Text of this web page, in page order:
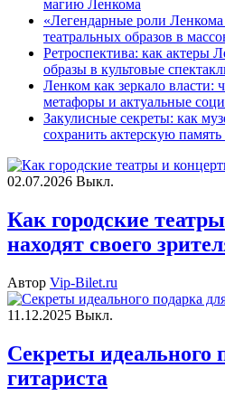
магию Ленкома
«Легендарные роли
театральных образов в
Ретроспектива: как актеры
образы в культовые
Ленком как зеркало власти:
метафоры и актуальные
Закулисные секреты: как
сохранить актерскую
02.07.2026 Выкл.
Как городские
находят своего
Автор Vip-Bilet.ru
11.12.2025 Выкл.
Секреты идеального
гитариста